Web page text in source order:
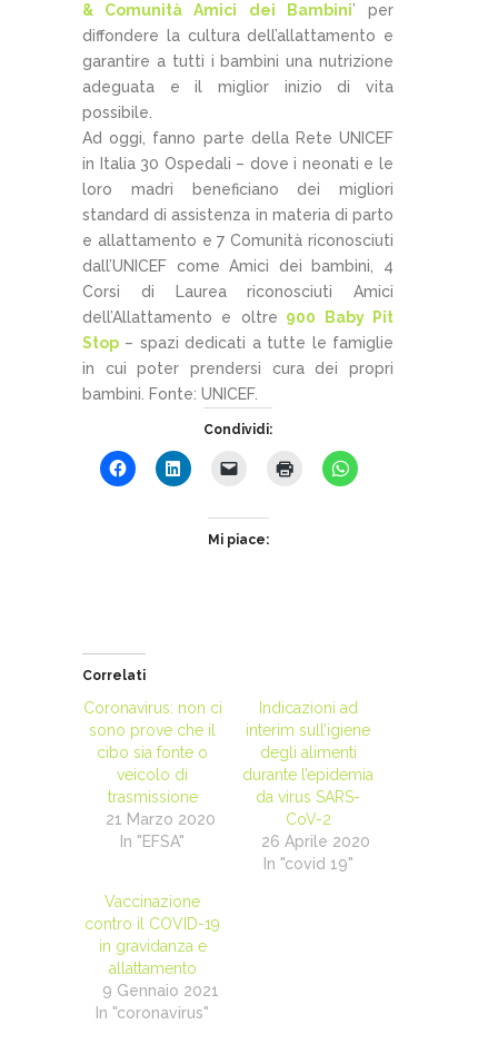
& Comunità Amici dei Bambini’ per
diffondere la cultura dell’allattamento e
garantire a tutti i bambini una nutrizione
adeguata e il miglior inizio di vita
possibile.
Ad oggi, fanno parte della Rete UNICEF
in Italia 30 Ospedali – dove i neonati e le
loro madri beneficiano dei migliori
standard di assistenza in materia di parto
e allattamento e 7 Comunità riconosciuti
dall’UNICEF come Amici dei bambini, 4
Corsi di Laurea riconosciuti Amici
dell’Allattamento e oltre 900 Baby Pit
Stop – spazi dedicati a tutte le famiglie
in cui poter prendersi cura dei propri
bambini. Fonte: UNICEF.
Condividi:
Mi piace:
Correlati
Coronavirus: non ci
sono prove che il
cibo sia fonte o
veicolo di
trasmissione
21 Marzo 2020
In "EFSA"
Indicazioni ad
interim sull’igiene
degli alimenti
durante l’epidemia
da virus SARS-
CoV-2
26 Aprile 2020
In "covid 19"
Vaccinazione
contro il COVID-19
in gravidanza e
allattamento
9 Gennaio 2021
In "coronavirus"